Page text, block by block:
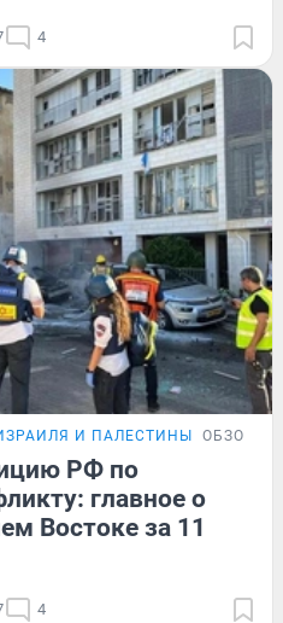
4
И ПАЛЕСТИНЫ ОБЗОР
РФ по
главное о
Востоке за 11
4